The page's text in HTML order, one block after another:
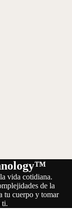
vida cotidiana.
de la
tu cuerpo y tomar
ti.